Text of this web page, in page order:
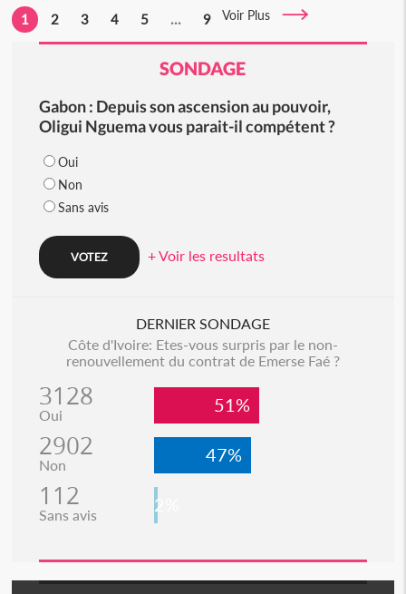
1 2 3 4 5 ... 9 Voir Plus
SONDAGE
Gabon : Depuis son ascension au pouvoir,
Oligui Nguema vous parait-il compétent ?
Oui
Non
Sans avis
+ Voir les resultats
DERNIER SONDAGE
Côte d'Ivoire: Etes-vous surpris par le non-
renouvellement du contrat de Emerse Faé ?
3128
Oui 51%
2902
Non 47%
112
Sans avis 2%